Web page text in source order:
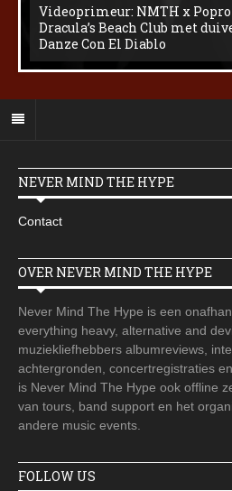
Videoprimeur: NMTH x
Dracula’s Beach Club met
Danze Con El Diablo
NEVER MIND THE HYPE
Contact
OVER NEVER MIND THE HYPE
Never Mind The Hype is een
everything heavy, alternative and
muziekliefhebbers albumreviews,
achtergronden, concertregistraties
is Never Mind The Hype ook offline
van tours, band support en het
andere music events.
FOLLOW US